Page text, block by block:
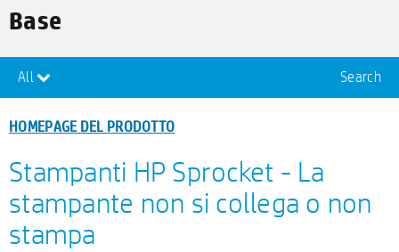
Base
All Search
HOMEPAGE DEL PRODOTTO
Stampanti HP Sprocket - La
stampante non si collega o non
stampa